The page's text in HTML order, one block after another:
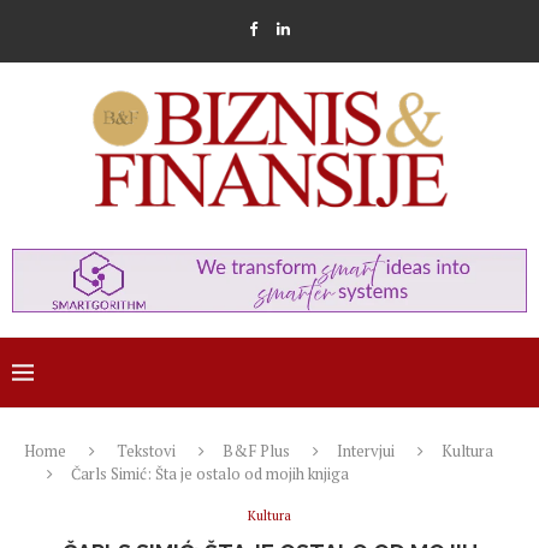
Home Tekstovi B&F Plus Intervjui
Kultura
Čarls Simić: Šta je ostalo od mojih knjiga
Kultura